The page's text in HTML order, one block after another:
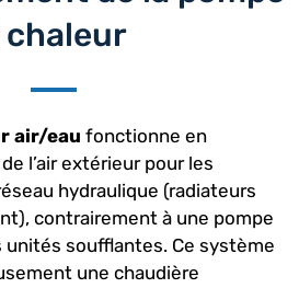
chaleur
air/eau fonctionne en
l’air extérieur pour les
hydraulique (radiateurs
contrairement à une pompe
unités soufflantes. Ce système
une chaudière